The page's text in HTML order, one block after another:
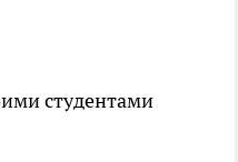
студентами